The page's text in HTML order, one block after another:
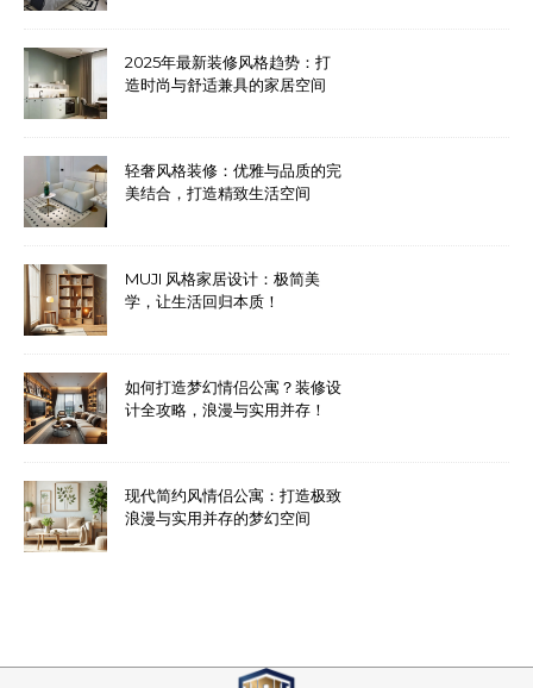
2025年最新装修风格趋势：打
造时尚与舒适兼具的家居空间
轻奢风格装修：优雅与品质的完
美结合，打造精致生活空间
MUJI 风格家居设计：极简美
学，让生活回归本质！
如何打造梦幻情侣公寓？装修设
计全攻略，浪漫与实用并存！
现代简约风情侣公寓：打造极致
浪漫与实用并存的梦幻空间